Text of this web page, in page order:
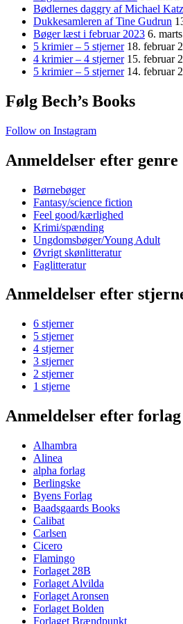
Bødlernes daggry af Michael
Dukkesamleren af Tine Gudrun
Bøger læst i februar 2023 6.
5 krimier – 5 stjerner 18. februar
4 krimier – 4 stjerner 15. februar
5 krimier – 5 stjerner 14. februar
Følg Bech’s Books
Follow on Instagram
Anmeldelser efter genre
Børnebøger
Fantasy/science fiction
Feel good/kærlighed
Krimi/spænding
Ungdomsbøger/Young Adult
Øvrigt skønlitteratur
Faglitteratur
Anmeldelser efter
6 stjerner
5 stjerner
4 stjerner
3 stjerner
2 stjerner
1 stjerne
Anmeldelser efter forlag
Alhambra
Alinea
alpha forlag
Berlingske
Byens Forlag
Baadsgaards Books
Calibat
Carlsen
Cicero
Flamingo
Forlaget 28B
Forlaget Alvilda
Forlaget Aronsen
Forlaget Bolden
Forlaget Brændpunkt